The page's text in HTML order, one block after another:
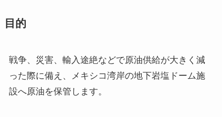
目的
戦争、災害、輸入途絶などで原油供給が大きく減
った際に備え、メキシコ湾岸の地下岩塩ドーム施
設へ原油を保管します。